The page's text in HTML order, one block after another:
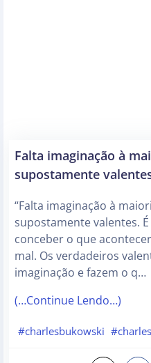
Falta imaginação à
supostamente
“Falta imaginação à
supostamente valentes.
conceber o que
mal. Os verdadeiros
imaginação e fazem o q…
(…Continue Lendo…)
#charlesbukowski #charles